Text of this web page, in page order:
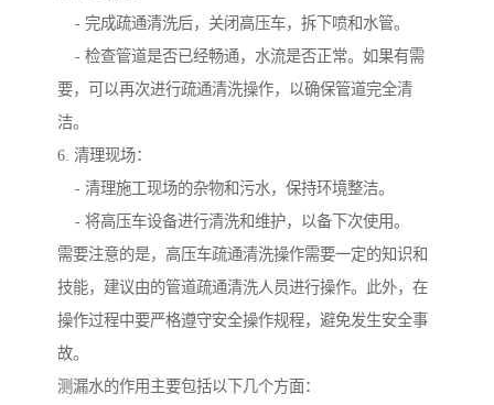
- 完成疏通清洗后，关闭高压车，拆下喷和水管。
- 检查管道是否已经畅通，水流是否正常。如果有需
要，可以再次进行疏通清洗操作，以确保管道完全清
洁。
6. 清理现场：
- 清理施工现场的杂物和污水，保持环境整洁。
- 将高压车设备进行清洗和维护，以备下次使用。
需要注意的是，高压车疏通清洗操作需要一定的知识和
技能，建议由的管道疏通清洗人员进行操作。此外，在
操作过程中要严格遵守安全操作规程，避免发生安全事
故。
测漏水的作用主要包括以下几个方面：